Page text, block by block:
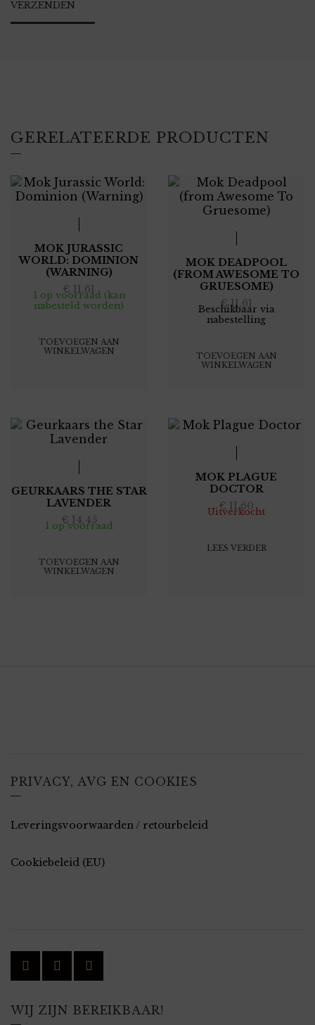
GERELATEERDE PRODUCTEN
MOK JURASSIC
WORLD: DOMINION
(WARNING)
€ 11,61
1 op voorraad (kan
nabesteld worden)
TOEVOEGEN AAN
WINKELWAGEN
MOK DEADPOOL
(FROM AWESOME TO
GRUESOME)
€11,61
Beschikbaar via
nabestelling
TOEVOEGEN AAN
WINKELWAGEN
GEURKAARS THE STAR
LAVENDER
€ 14,45
1 op voorraad
TOEVOEGEN AAN
WINKELWAGEN
MOK PLAGUE
DOCTOR
€ 11,60
Uitverkocht
LEES VERDER
PRIVACY, AVG EN COOKIES
Leveringsvoorwaarden / retourbeleid
Cookiebeleid (EU)
WIJ ZIJN BEREIKBAAR!